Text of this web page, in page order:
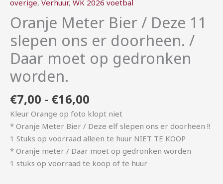
overige, Verhuur, WK 2026 voetbal
Oranje Meter Bier / Deze 11
slepen ons er doorheen. /
Daar moet op gedronken
worden.
€7,00 - €16,00
Kleur Orange op foto klopt niet
* Oranje Meter Bier / Deze elf slepen ons er doorheen !!
1 Stuks op voorraad alleen te huur NIET TE KOOP
* Oranje meter / Daar moet op gedronken worden
1 stuks op voorraad te koop of te huur
gedronken
worden.
aantal